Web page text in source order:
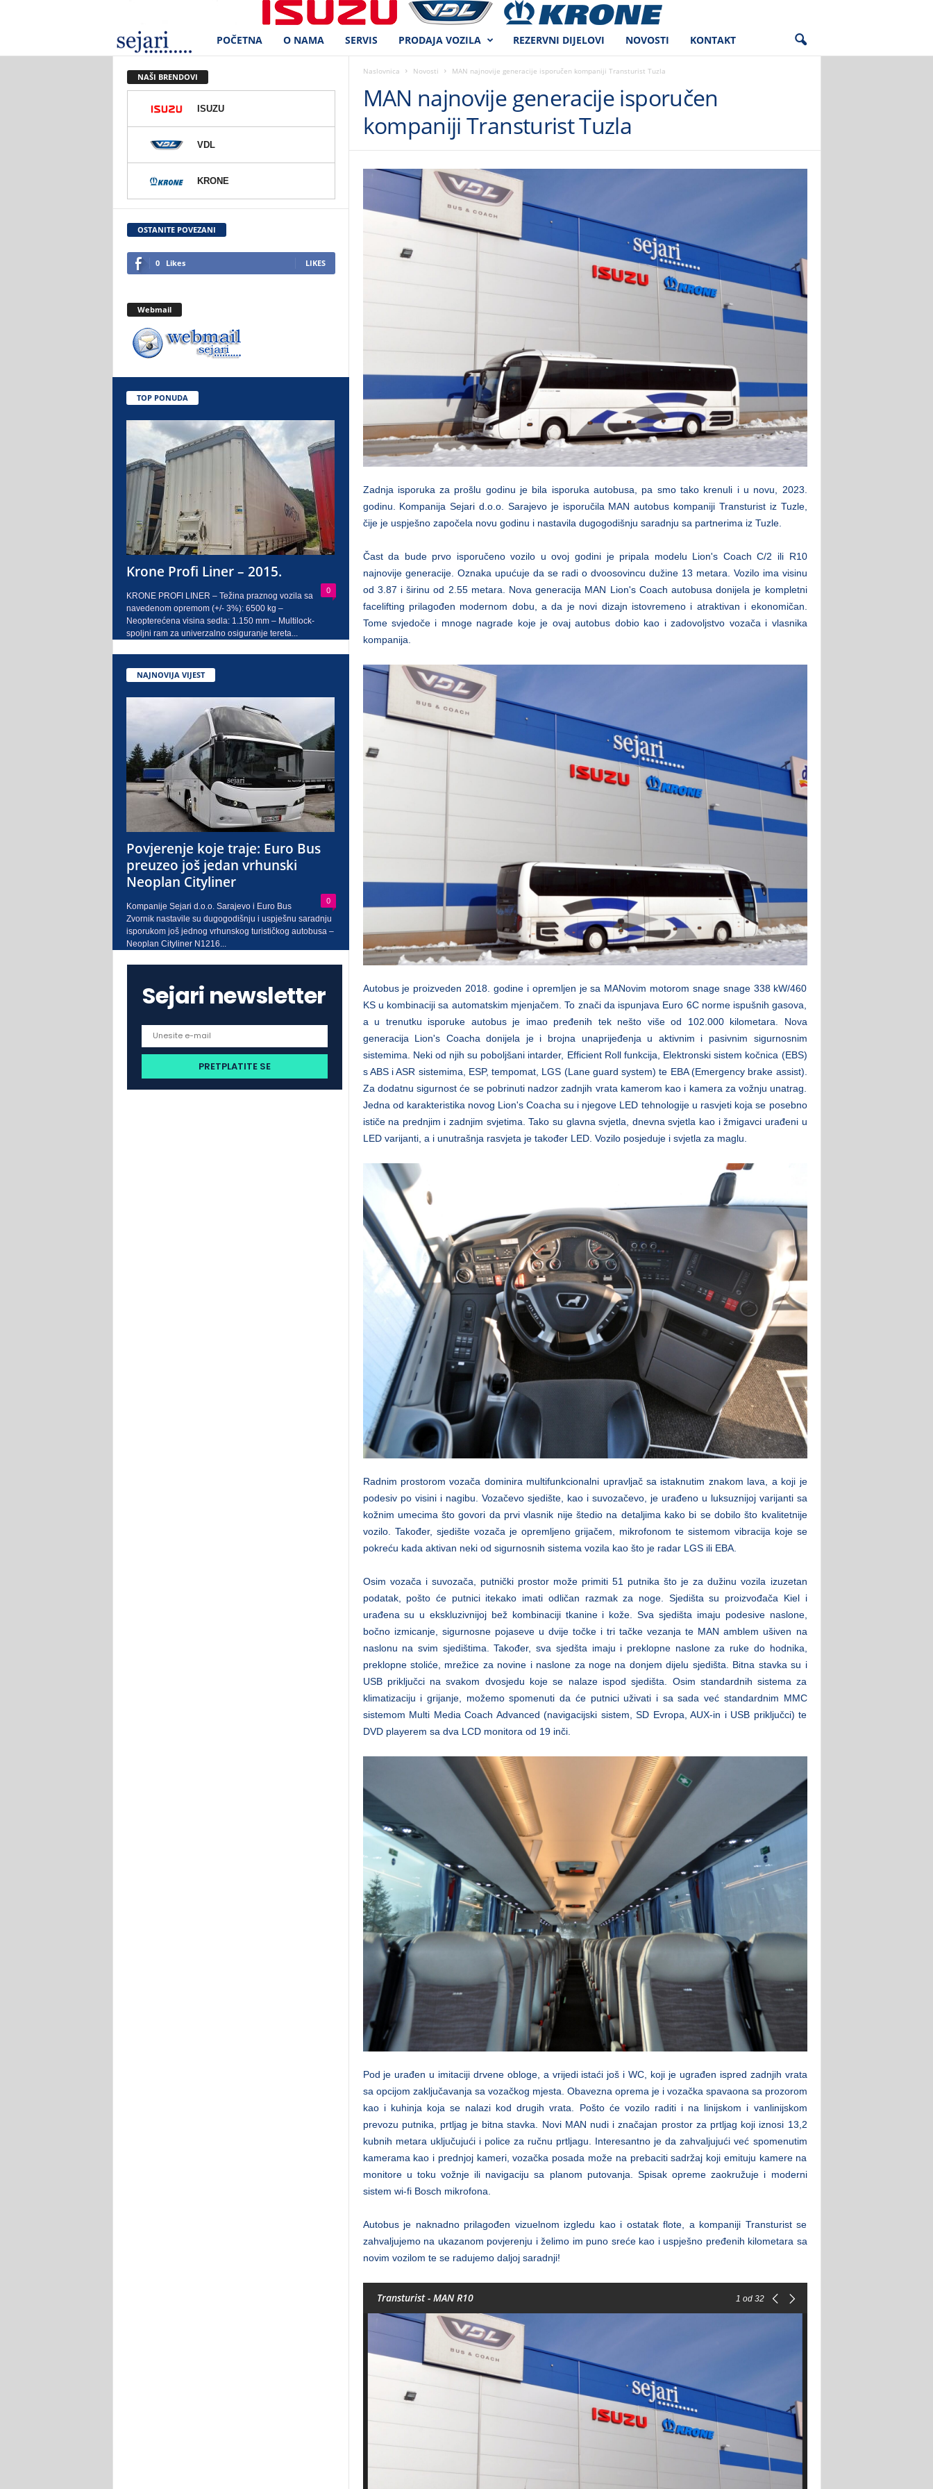
e
r
d
.
o
.
a
j
o
POČETNA O NAMA SERVIS PRODAJA VOZILA REZERVNI DIJELOVI NOVOSTI KONTAKT
Naslovnica Novosti MAN najnovije generacije isporučen kompaniji Transturist Tuzla
MAN najnovije generacije isporučen
kompaniji Transturist Tuzla
Zadnja isporuka za prošlu godinu je bila isporuka autobusa, pa smo tako krenuli i u novu, 2023.
godinu. Kompanija Sejari d.o.o. Sarajevo je isporučila MAN autobus kompaniji Transturist iz Tuzle,
čije je uspješno započela novu godinu i nastavila dugogodišnju saradnju sa partnerima iz Tuzle.
Čast da bude prvo isporučeno vozilo u ovoj godini je pripala modelu Lion's Coach C/2 ili R10
najnovije generacije. Oznaka upućuje da se radi o dvoosovincu dužine 13 metara. Vozilo ima visinu
od 3.87 i širinu od 2.55 metara. Nova generacija MAN Lion's Coach autobusa donijela je kompletni
facelifting prilagođen modernom dobu, a da je novi dizajn istovremeno i atraktivan i ekonomičan.
Tome svjedoče i mnoge nagrade koje je ovaj autobus dobio kao i zadovoljstvo vozača i vlasnika
kompanija.
Autobus je proizveden 2018. godine i opremljen je sa MANovim motorom snage snage 338 kW/460
KS u kombinaciji sa automatskim mjenjačem. To znači da ispunjava Euro 6C norme ispušnih gasova,
a u trenutku isporuke autobus je imao pređenih tek nešto više od 102.000 kilometara. Nova
generacija Lion's Coacha donijela je i brojna unaprijeđenja u aktivnim i pasivnim sigurnosnim
sistemima. Neki od njih su poboljšani intarder, Efficient Roll funkcija, Elektronski sistem kočnica (EBS)
s ABS i ASR sistemima, ESP, tempomat, LGS (Lane guard system) te EBA (Emergency brake assist).
Za dodatnu sigurnost će se pobrinuti nadzor zadnjih vrata kamerom kao i kamera za vožnju unatrag.
Jedna od karakteristika novog Lion's Coacha su i njegove LED tehnologije u rasvjeti koja se posebno
ističe na prednjim i zadnjim svjetima. Tako su glavna svjetla, dnevna svjetla kao i žmigavci urađeni u
LED varijanti, a i unutrašnja rasvjeta je također LED. Vozilo posjeduje i svjetla za maglu.
Radnim prostorom vozača dominira multifunkcionalni upravljač sa istaknutim znakom lava, a koji je
podesiv po visini i nagibu. Vozačevo sjedište, kao i suvozačevo, je urađeno u luksuznijoj varijanti sa
kožnim umecima što govori da prvi vlasnik nije štedio na detaljima kako bi se dobilo što kvalitetnije
vozilo. Također, sjedište vozača je opremljeno grijačem, mikrofonom te sistemom vibracija koje se
pokreću kada aktivan neki od sigurnosnih sistema vozila kao što je radar LGS ili EBA.
Osim vozača i suvozača, putnički prostor može primiti 51 putnika što je za dužinu vozila izuzetan
podatak, pošto će putnici itekako imati odličan razmak za noge. Sjedišta su proizvođača Kiel i
urađena su u ekskluzivnijoj bež kombinaciji tkanine i kože. Sva sjedišta imaju podesive naslone,
bočno izmicanje, sigurnosne pojaseve u dvije točke i tri tačke vezanja te MAN amblem ušiven na
naslonu na svim sjedištima. Također, sva sjedšta imaju i preklopne naslone za ruke do hodnika,
preklopne stoliće, mrežice za novine i naslone za noge na donjem dijelu sjedišta. Bitna stavka su i
USB priključci na svakom dvosjedu koje se nalaze ispod sjedišta. Osim standardnih sistema za
klimatizaciju i grijanje, možemo spomenuti da će putnici uživati i sa sada već standardnim MMC
sistemom Multi Media Coach Advanced (navigacijski sistem, SD Evropa, AUX-in i USB priključci) te
DVD playerem sa dva LCD monitora od 19 inči.
Pod je urađen u imitaciji drvene obloge, a vrijedi istaći još i WC, koji je ugrađen ispred zadnjih vrata
sa opcijom zaključavanja sa vozačkog mjesta. Obavezna oprema je i vozačka spavaona sa prozorom
kao i kuhinja koja se nalazi kod drugih vrata. Pošto će vozilo raditi i na linijskom i vanlinijskom
prevozu putnika, prtljag je bitna stavka. Novi MAN nudi i značajan prostor za prtljag koji iznosi 13,2
kubnih metara uključujući i police za ručnu prtljagu. Interesantno je da zahvaljujući već spomenutim
kamerama kao i prednjoj kameri, vozačka posada može na prebaciti sadržaj koji emituju kamere na
monitore u toku vožnje ili navigaciju sa planom putovanja. Spisak opreme zaokružuje i moderni
sistem wi-fi Bosch mikrofona.
Autobus je naknadno prilagođen vizuelnom izgledu kao i ostatak flote, a kompaniji Transturist se
zahvaljujemo na ukazanom povjerenju i želimo im puno sreće kao i uspješno pređenih kilometara sa
novim vozilom te se radujemo daljoj saradnji!
Transturist - MAN R10 1 od 32
NAŠI BRENDOVI
ISUZU
VDL
KRONE
OSTANITE POVEZANI
0 Likes LIKES
Webmail
TOP PONUDA
Krone Profi Liner – 2015.
0
KRONE PROFI LINER – Težina praznog vozila sa
navedenom opremom (+/- 3%): 6500 kg –
Neopterećena visina sedla: 1.150 mm – Multilock-
spoljni ram za univerzalno osiguranje tereta...
NAJNOVIJA VIJEST
Povjerenje koje traje: Euro Bus
preuzeo još jedan vrhunski
Neoplan Cityliner
0
Kompanije Sejari d.o.o. Sarajevo i Euro Bus
Zvornik nastavile su dugogodišnju i uspješnu saradnju
isporukom još jednog vrhunskog turističkog autobusa –
Neoplan Cityliner N1216...
Sejari newsletter